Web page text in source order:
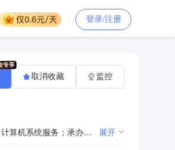
登录/注册
技术开发、技术推广、技术转让、技术咨询、技术服务；软件开发；组织文化艺术交流活动（不含营业性演出）；应用软件服务；计算机系统服务；承办展览展示活动；技术开发；基础软件服务；文艺创作；软件咨询；产品设计；体育咨询；销售自行开发后的产品。（企业依法自主选择经营项目，开展经营活动；依法须经批准的项目，经相关部门批准后依批准的内容开展经营活动；不得从事本市产业政策禁止和限制类项目的经营活动。） 展开
取消收藏 监控